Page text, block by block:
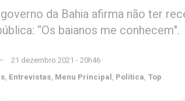
da Bahia afirma não ter
“Os baianos me conhecem".
21 dezembro 2021 - 20h46
, Entrevistas, Menu Principal, Política, Top